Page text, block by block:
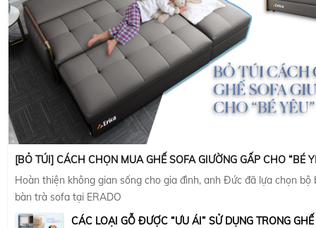
[BỎ TÚI] CÁCH CHỌN MUA GHẾ SOFA GIƯỜNG GẤP CHO “BÉ
Hoàn thiện không gian sống cho gia đình, anh Đức đã lựa chọn bộ
bàn trà sofa tại ERADO
CÁC LOẠI GỖ ĐƯỢC “ƯU ÁI” SỬ DỤNG TRONG